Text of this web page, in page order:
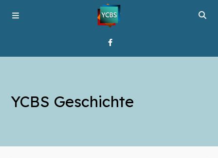
Programme
YCBS Geschichte